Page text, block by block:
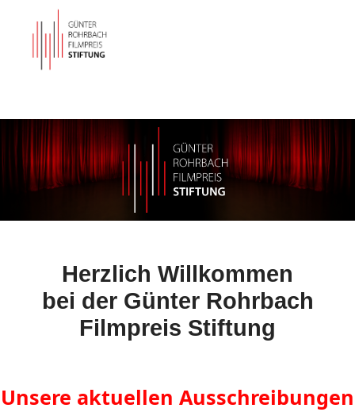
Herzlich Willkommen
bei der Günter Rohrbach
Filmpreis Stiftung
Unsere aktuellen Ausschreibungen